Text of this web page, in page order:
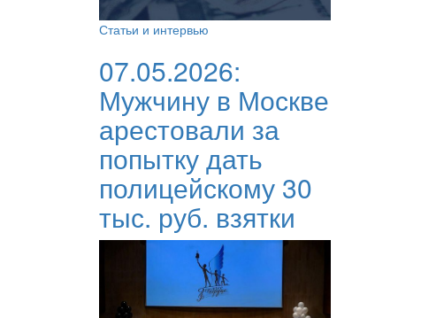
Статьи и интервью
07.05.2026:
Мужчину в Москве
арестовали за
попытку дать
полицейскому 30
тыс. руб. взятки